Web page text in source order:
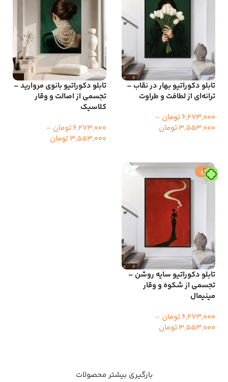
تابلو دکوراتیو بهار در نقاب –
ترانه‌ای از لطافت و طراوت
6,273,000تومان –
3,553,000تومان
تابلو دکوراتیو بانوی مروارید –
تجسمی از اصالت و وقار
کلاسیک
6,273,000تومان –
3,553,000تومان
حراج
تابلو دکوراتیو سایه روشن –
تجسمی از شکوه و وقار
مینیمال
6,273,000تومان –
3,553,000تومان
بارگیری بیشتر محصولات